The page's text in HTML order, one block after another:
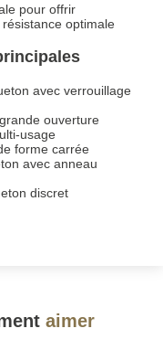
pour offrir
optimale
avec verrouillage
ouverture
usage
forme carrée
avec anneau
discret
aimer